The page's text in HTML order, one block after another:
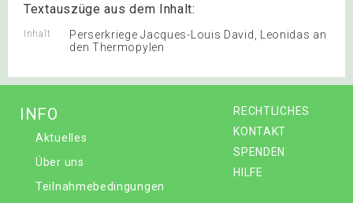
Textauszüge aus dem Inhalt:
Inhalt
Perserkriege Jacques-Louis David, Leonidas an
den Thermopylen
RECHTLICHES
KONTAKT
SPENDEN
HILFE
INFO
Aktuelles
Über uns
Teilnahmebedingungen